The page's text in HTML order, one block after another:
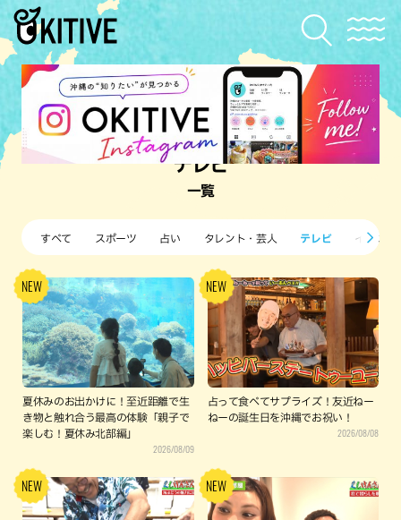
テレビ
一覧
すべて スポーツ 占い タレント・芸人 テレビ イベント
夏休みのお出かけに！至近距離で生
き物と触れ合う最高の体験「親子で
楽しむ！夏休み北部編」
2026/08/09
占って食べてサプライズ！友近ねー
ねーの誕生日を沖縄でお祝い！
2026/08/08